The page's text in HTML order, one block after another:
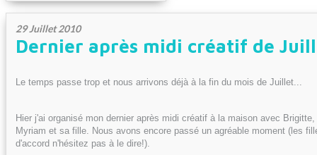
29 Juillet 2010
Dernier après midi créatif de
Le temps passe trop et nous arrivons déjà à la fin du mois de Juillet...
Hier j'ai organisé mon dernier après midi créatif à la maison avec
Myriam et sa fille. Nous avons encore passé un agréable moment (les
d'accord n'hésitez pas à le dire!).